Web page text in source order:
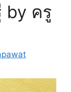
by ครู